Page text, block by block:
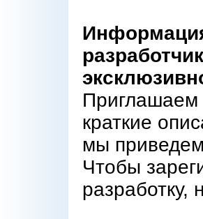
Приглашаем
краткие
мы
Чтобы
разработку,